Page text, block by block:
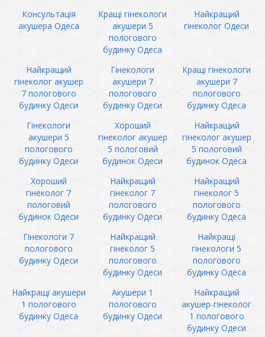
Консультація
акушера Одеса
Кращі гінекологи
акушери 5
пологового
будинку Одеса
Найкращий
гінеколог Одеси
Найкращий
гінеколог акушер
7 пологового
будинку Одеси
Гінекологи
акушери 7
пологового
будинку Одеси
Кращі гінекологи
акушери 7
пологового
будинку Одеса
Гінекологи
акушери 5
пологового
будинку Одеси
Хороший
гінеколог акушер
5 пологовий
будинок Одеси
Найкращий
гінеколог акушер
5 пологовий
будинок Одеса
Хороший
гінеколог 7
пологовий
будинок Одеси
Найкращий
гінеколог 7
пологового
будинку Одеси
Найкращий
гінеколог 5
пологового
будинку Одеса
Гінекологи 7
пологового
будинку Одеси
Найкращий
гінеколог 5
пологового
будинку Одеси
Найкращі
гінекологи 5
пологового
будинку Одеса
Найкращі акушери
1 пологового
будинку Одеса
Акушери 1
пологового
будинку Одеси
Найкращий
акушер-гінеколог
1 пологового
будинку Одеси